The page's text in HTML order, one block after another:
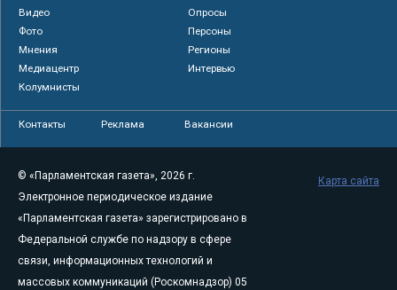
Видео
Опросы
Фото
Персоны
Мнения
Регионы
Медиацентр
Интервью
Колумнисты
Контакты Реклама Вакансии
© «Парламентская газета», 2026 г.
Электронное периодическое издание
«Парламентская газета» зарегистрировано в
Федеральной службе по надзору в сфере
связи, информационных технологий и
массовых коммуникаций (Роскомнадзор) 05
Карта сайта